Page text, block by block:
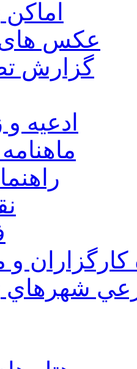
عکس
گزارش
ادعیه
كارگزاران و
شهرهاي